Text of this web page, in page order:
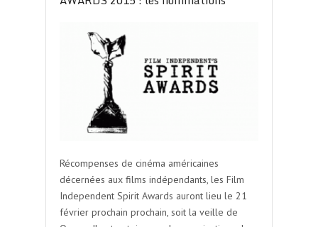
Récompenses de cinéma américaines
décernées aux films indépendants, les Film
Independent Spirit Awards auront lieu le 21
février prochain prochain, soit la veille de